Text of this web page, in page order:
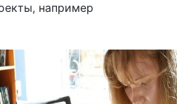
например